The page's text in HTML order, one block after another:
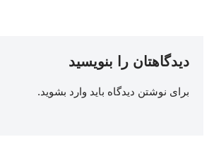
دیدگاهتان را بنویسید
برای نوشتن دیدگاه باید وارد بشوید.